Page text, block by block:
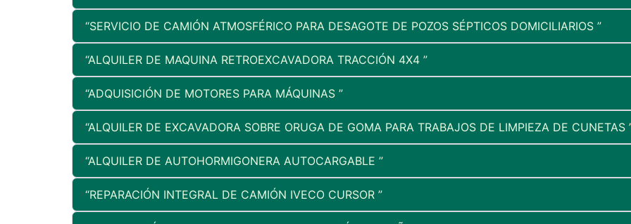
“SERVICIO DE CAMIÓN ATMOSFÉRICO PARA DESAGOTE DE POZOS SÉPTICOS DOMICILIARIOS ”
“ALQUILER DE MAQUINA RETROEXCAVADORA TRACCIÓN 4X4 ”
“ADQUISICIÓN DE MOTORES PARA MÁQUINAS ”
“ALQUILER DE EXCAVADORA SOBRE ORUGA DE GOMA PARA TRABAJOS DE LIMPIEZA DE CUNETAS
“ALQUILER DE AUTOHORMIGONERA AUTOCARGABLE ”
“REPARACIÓN INTEGRAL DE CAMIÓN IVECO CURSOR ”